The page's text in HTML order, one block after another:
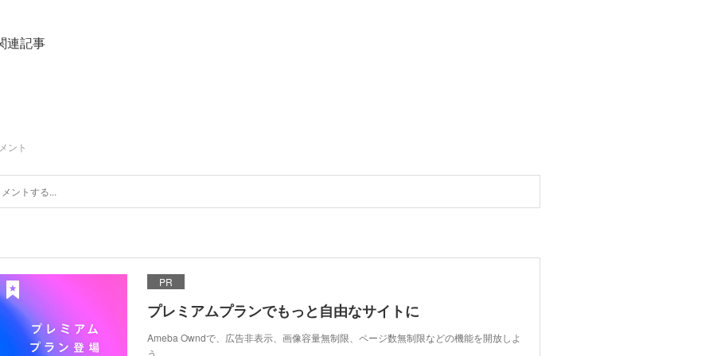
連記事
ント
PR
プレミアムプランでもっと自由なサイトに
Ameba Owndで、広告非表示、画像容量無制限、ページ数無制限などの機能を開放しよ
う。